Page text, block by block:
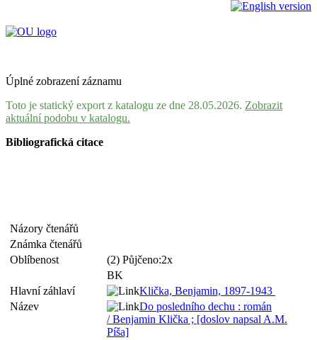
Úplné zobrazení záznamu
Toto je statický export z katalogu ze dne 28.05.2026. Zobrazit
aktuální podobu v katalogu.
Bibliografická citace
Názory čtenářů
Známka čtenářů
Oblíbenost
(2) Půjčeno:2x
BK
Hlavní záhlaví
Klička, Benjamin, 1897-1943
Název
Do posledního dechu : román
/ Benjamin Klička ; [doslov napsal A.M.
Píša]